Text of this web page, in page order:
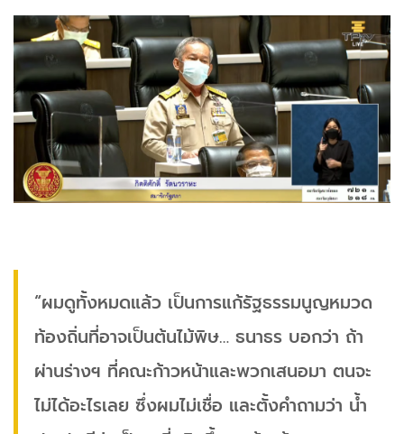
“ผมดูทั้งหมดแล้ว เป็นการแก้รัฐธรรมนูญหมวด
ท้องถิ่นที่อาจเป็นต้นไม้พิษ… ธนาธร บอกว่า ถ้า
ผ่านร่างฯ ที่คณะก้าวหน้าและพวกเสนอมา ตนจะ
ไม่ได้อะไรเลย ซึ่งผมไม่เชื่อ และตั้งคำถามว่า น้ำ